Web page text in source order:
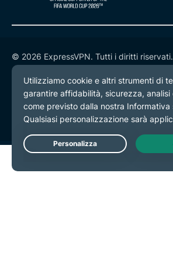
© 2026 ExpressVPN. Tutti i diritti riservati.
Informativa sulla privacy
Termini di servizio
Preferenze cookie